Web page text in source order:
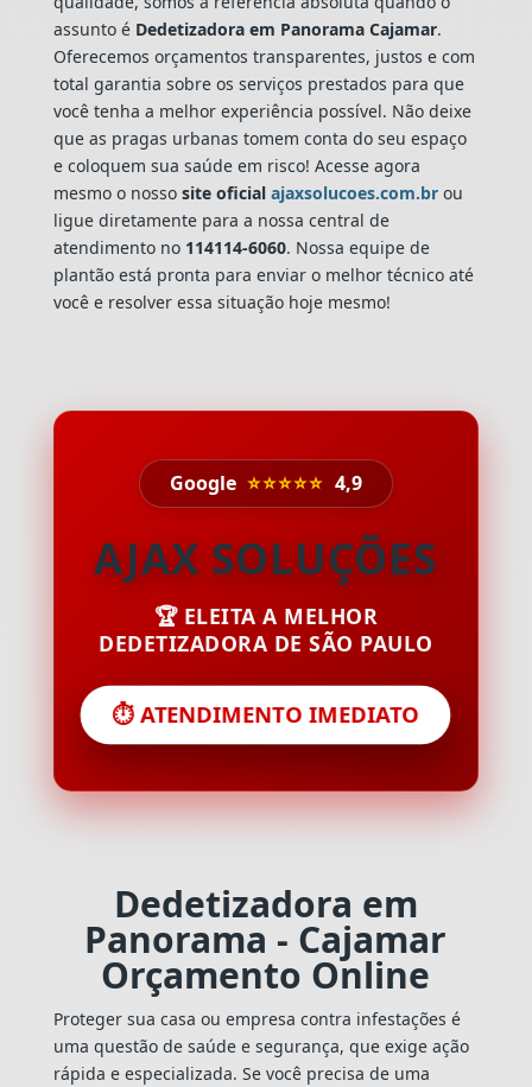
assunto é Dedetizadora em Panorama Cajamar.
Oferecemos orçamentos transparentes, justos e com
total garantia sobre os serviços prestados para que
você tenha a melhor experiência possível. Não deixe
que as pragas urbanas tomem conta do seu espaço
e coloquem sua saúde em risco! Acesse agora
mesmo o nossosite oficial ajaxsolucoes.com.brou
ligue diretamente para a nossa central de
atendimento no 114114-6060. Nossa equipe de
plantão está pronta para enviar o melhor técnico até
você e resolver essa situação hoje mesmo!
Google ⭐⭐⭐⭐⭐ 4,9
AJAX SOLUÇÕES
🏆 ELEITA A MELHOR
DEDETIZADORA DE SÃO PAULO
⏱️ ATENDIMENTO IMEDIATO
Dedetizadora em
Panorama - Cajamar
Orçamento Online
Proteger sua casa ou empresa contra infestações é
uma questão de saúde e segurança, que exige ação
rápida e especializada. Se você precisa de uma